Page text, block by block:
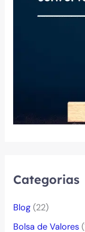
Categorias
Blog (22)
Bolsa de Valores